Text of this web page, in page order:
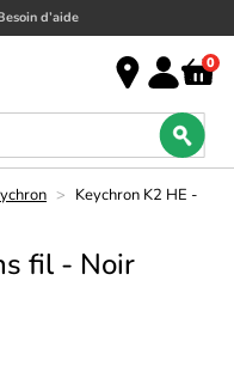
d’aide
0
> Keychron K2 HE -
fil - Noir